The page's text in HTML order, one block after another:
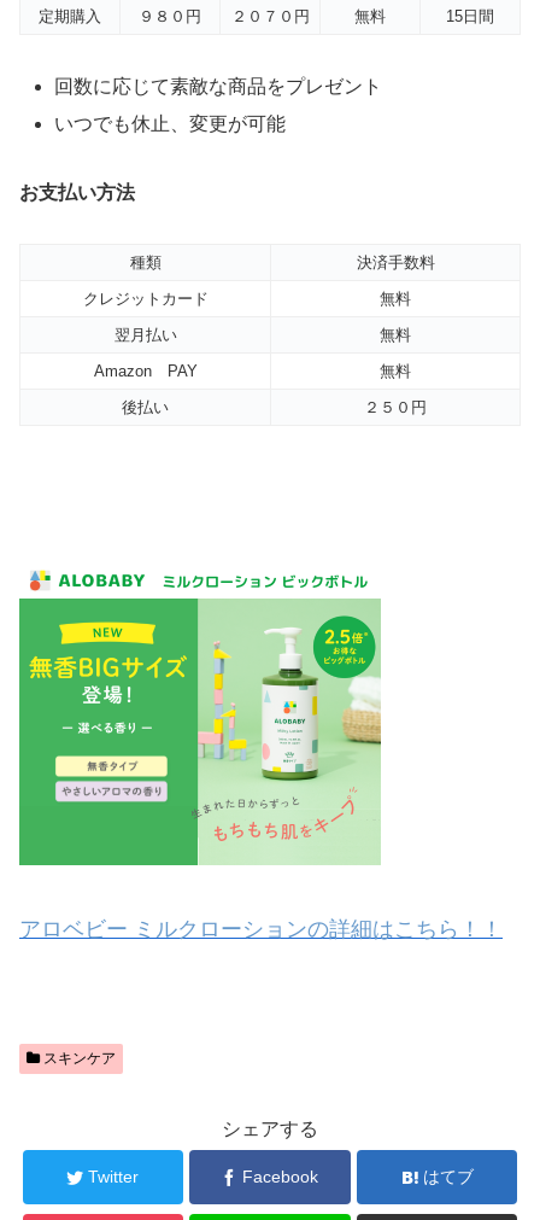
定期購入 ９８０円 ２０７０円 無料 15日間
回数に応じて素敵な商品をプレゼント
いつでも休止、変更が可能
お支払い方法
種類
決済手数料
クレジットカード
無料
翌月払い
無料
Amazon PAY
無料
後払い
２５０円
アロベビー ミルクローションの詳細はこちら！！
スキンケア
シェアする
Twitter Facebook はてブ